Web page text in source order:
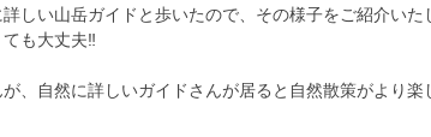
しい山岳ガイドと歩いたので、その様子をご紹介いた
も大丈夫‼️
、自然に詳しいガイドさんが居ると自然散策がより楽